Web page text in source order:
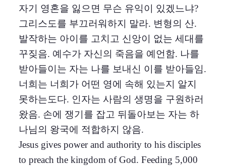
자기 영혼을 잃으면 무슨 유익이 있겠느냐?
그리스도를 부끄러워하지 말라. 변형의 산.
발작하는 아이를 고치고 신앙이 없는 세대를
꾸짖음. 예수가 자신의 죽음을 예언함. 나를
받아들이는 자는 나를 보내신 이를 받아들임.
너희는 너희가 어떤 영에 속해 있는지 알지
못하는도다. 인자는 사람의 생명을 구원하러
왔음. 손에 쟁기를 잡고 뒤돌아보는 자는 하
나님의 왕국에 적합하지 않음.
Jesus gives power and authority to his disciples
to preach the kingdom of God. Feeding 5,000